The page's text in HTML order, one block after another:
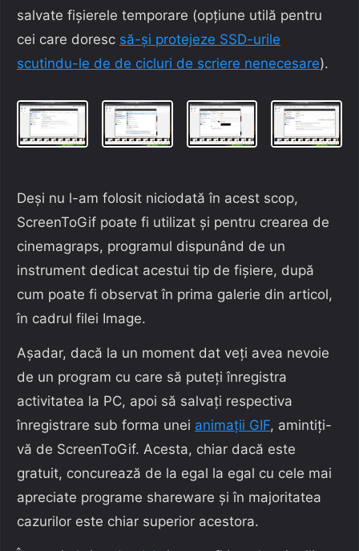
salvate fișierele temporare (opțiune utilă pentru
cei care doresc să-și protejeze SSD-urile
scutindu-le de de cicluri de scriere nenecesare).
Deși nu l-am folosit niciodată în acest scop,
ScreenToGif poate fi utilizat și pentru crearea de
cinemagraps, programul dispunând de un
instrument dedicat acestui tip de fișiere, după
cum poate fi observat în prima galerie din articol,
în cadrul filei Image.
Așadar, dacă la un moment dat veți avea nevoie
de un program cu care să puteți înregistra
activitatea la PC, apoi să salvați respectiva
înregistrare sub forma unei animații GIF, amintiți-
vă de ScreenToGif. Acesta, chiar dacă este
gratuit, concurează de la egal la egal cu cele mai
apreciate programe shareware și în majoritatea
cazurilor este chiar superior acestora.